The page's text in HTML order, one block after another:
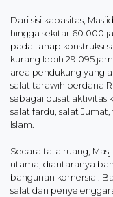
Dari sisi kapasitas,
hingga sekitar 60.000
pada tahap konstruksi
kurang lebih 29.095
area pendukung yang
salat tarawih perdana
sebagai pusat aktivitas
salat fardu, salat
Islam.
Secara tata ruang,
utama, diantaranya
bangunan komersial.
salat dan